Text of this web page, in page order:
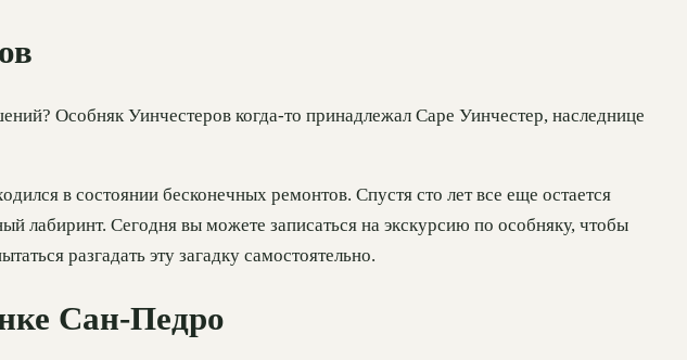
Особняк Уинчестеров когда-то принадлежал Саре Уинчестер, наследнице
в состоянии бесконечных ремонтов. Спустя сто лет все еще остается
лабиринт. Сегодня вы можете записаться на экскурсию по особняку, чтобы
разгадать эту загадку самостоятельно.
Сан-Педро